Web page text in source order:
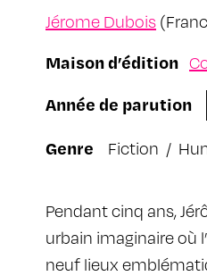
Jérome Dubois
Maison d’édition
Année de parution
Genre
Fiction /
Pendant cinq ans,
urbain imaginaire où
neuf lieux